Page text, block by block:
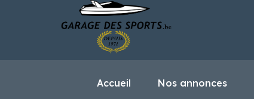
Accueil Nos annonces